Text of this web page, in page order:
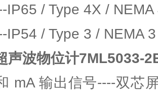
IP65 / Type 4X / NEMA
IP54 / Type 3 / NEMA 3
声波物位计7ML5033-
mA 输出信号----双芯